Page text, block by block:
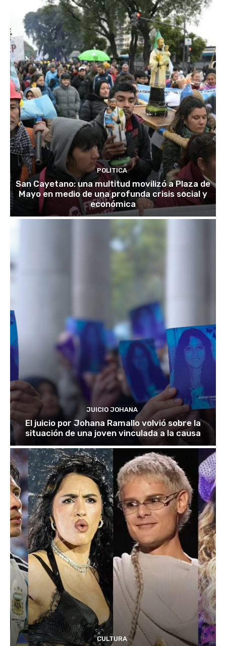
POLITICA
San Cayetano: una multitud movilizó a Plaza de
Mayo en medio de una profunda crisis social y
económica
JUICIO JOHANA
El juicio por Johana Ramallo volvió sobre la
situación de una joven vinculada a la causa
CULTURA